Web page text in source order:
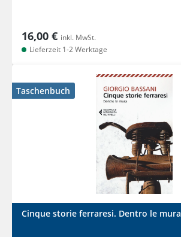
16,00 € inkl. MwSt.
Lieferzeit 1-2 Werktage
Taschenbuch
Cinque storie ferraresi. Dentro le mura